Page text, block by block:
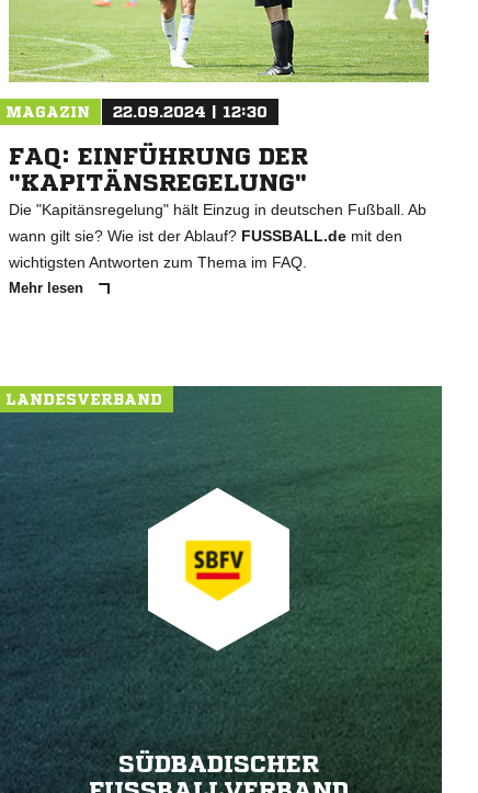
MAGAZIN 22.09.2024 | 12:30
FAQ: EINFÜHRUNG DER
"KAPITÄNSREGELUNG"
Die "Kapitänsregelung" hält Einzug in deutschen Fußball. Ab
wann gilt sie? Wie ist der Ablauf? FUSSBALL.de mit den
wichtigsten Antworten zum Thema im FAQ.
Mehr lesen
LANDESVERBAND
SÜDBADISCHER